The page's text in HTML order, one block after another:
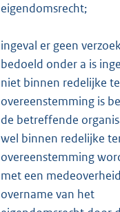
eigendomsrecht;
ingeval er geen
bedoeld onder a is
niet binnen redelijke
overeenstemming is
de betreffende
wel binnen redelijke
overeenstemming
met een
overname van het